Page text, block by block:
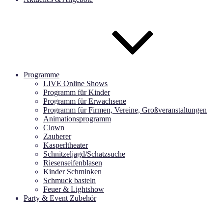
Programme
LIVE Online Shows
Programm für Kinder
Programm für Erwachsene
Programm für Firmen, Vereine, Großveranstaltungen
Animationsprogramm
Clown
Zauberer
Kasperltheater
Schnitzeljagd/Schatzsuche
Riesenseifenblasen
Kinder Schminken
Schmuck basteln
Feuer & Lightshow
Party & Event Zubehör